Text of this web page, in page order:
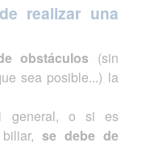
realizar una
obstáculos (sin
sea posible...) la
general, o si es
se debe de